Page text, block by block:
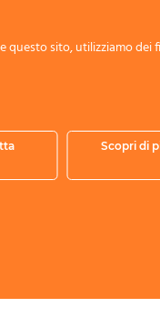
disposizione.
e preposti,
questo sito, utilizziamo
Scopri di